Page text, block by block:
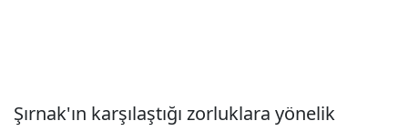
Şırnak'ın karşılaştığı zorluklara yönelik